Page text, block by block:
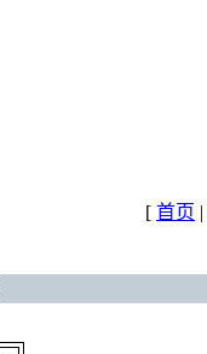
[ 首页 |